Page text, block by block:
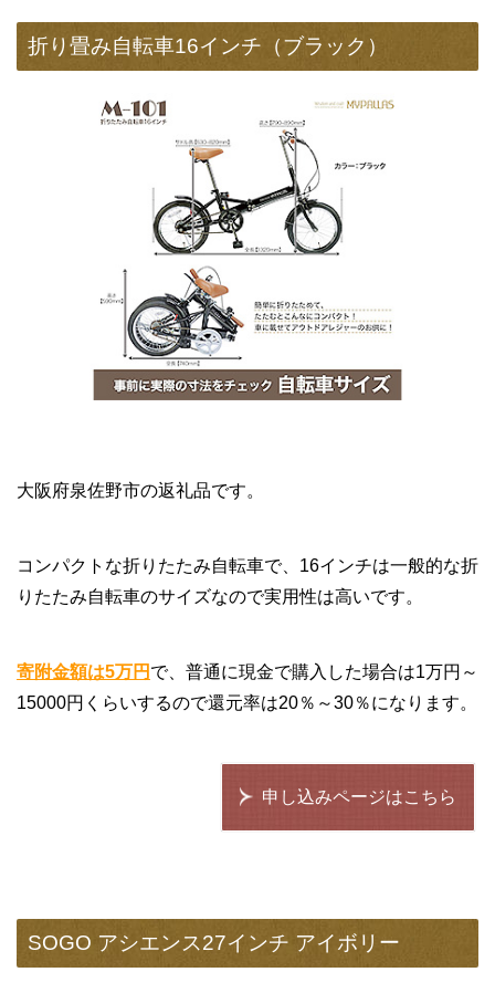
折り畳み自転車16インチ（ブラック）
大阪府泉佐野市の返礼品です。
コンパクトな折りたたみ自転車で、16インチは一般的な折
りたたみ自転車のサイズなので実用性は高いです。
寄附金額は5万円 で、普通に現金で購入した場合は1万円～
15000円くらいするので還元率は20％～30％になります。
申し込みページはこちら
SOGO アシエンス27インチ アイボリー